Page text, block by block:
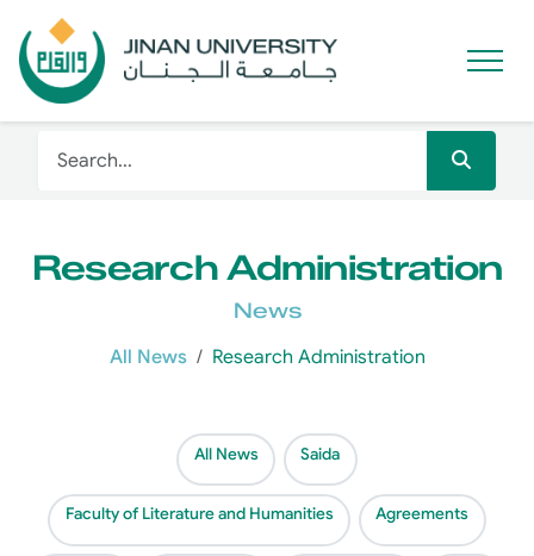
Research Administration
News
All News Research Administration
All News Saida
Faculty of Literature and Humanities Agreements